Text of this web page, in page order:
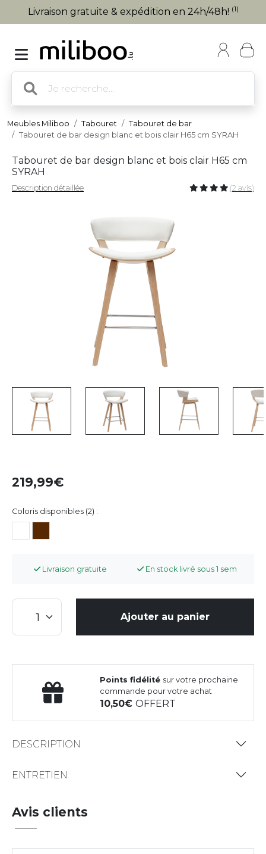
Livraison gratuite & expédition en 24h/48h! (1)
Meubles Miliboo Tabouret
Tabouret de bar
Tabouret de bar design blanc et bois clair H65 cm SYRAH
Tabouret de bar design blanc et bois clair H65 cm
SYRAH
Description détaillée (2 avis)
219,99
Coloris disponibles (2) :
Livraison gratuite En stock livré sous 1 sem
Ajouter au panier
Points fidélité sur votre prochaine
commande pour votre achat
10,50OFFERT
DESCRIPTION
ENTRETIEN
Avis clients